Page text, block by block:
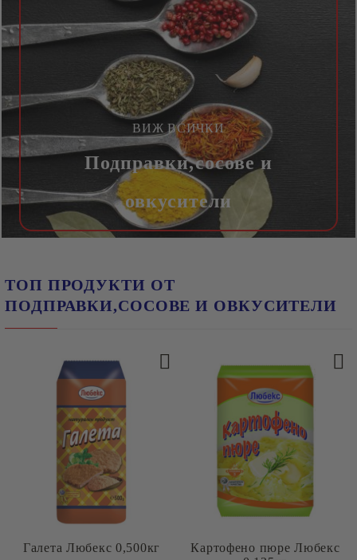
Подправки,сосове и
овкусители
ВИЖ ВСИЧКИ
ТОП ПРОДУКТИ ОТ
ПОДПРАВКИ,СОСОВЕ И ОВКУСИТЕЛИ
Галета Любекс 0,500кг
Картофено пюре Любекс